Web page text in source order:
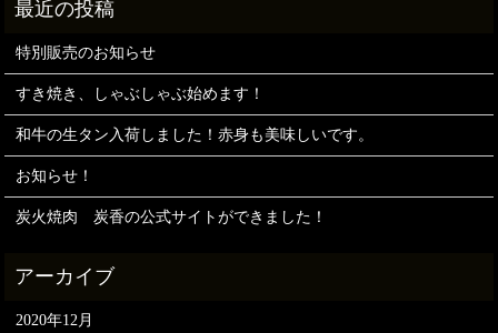
特別販売のお知らせ
すき焼き、しゃぶしゃぶ始めます！
和牛の生タン入荷しました！赤身も美味しいです。
お知らせ！
炭火焼肉 炭香の公式サイトができました！
2020年12月